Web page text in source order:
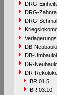
DRG-
DRG-
DRG-
DB-
DB-
DR-
DR-
BR 01.5
BR 03.10